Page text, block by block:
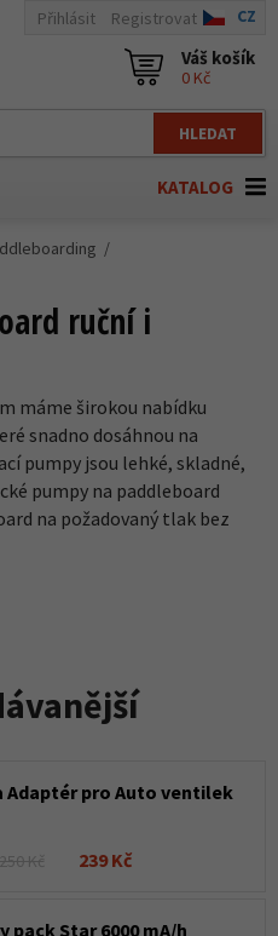
HLEDAT
Přihlásit Registrovat CZ
Váš košík
0 Kč
KATALOG
ruční i
máme širokou nabídku
snadno dosáhnou na
pumpy jsou lehké, skladné,
pumpy na paddleboard
na požadovaný tlak bez
Adaptér pro Auto ventilek
250 Kč 239 Kč
pack Star 6000 mA/h